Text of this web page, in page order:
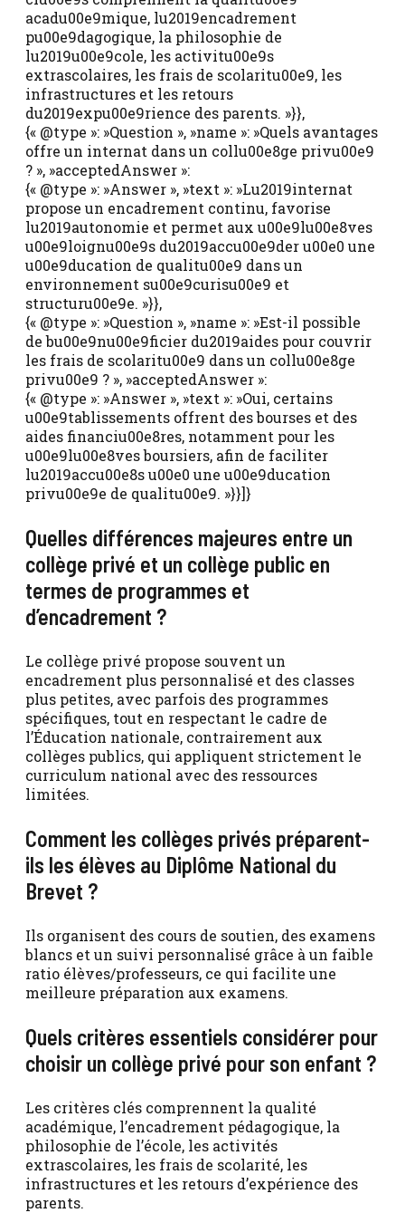
acadu00e9mique, lu2019encadrement
pu00e9dagogique, la philosophie de
lu2019u00e9cole, les activitu00e9s
extrascolaires, les frais de scolaritu00e9, les
infrastructures et les retours
du2019expu00e9rience des parents. »}},
{« @type »: »Question », »name »: »Quels avantages
offre un internat dans un collu00e8ge privu00e9
? », »acceptedAnswer »:
{« @type »: »Answer », »text »: »Lu2019internat
propose un encadrement continu, favorise
lu2019autonomie et permet aux u00e9lu00e8ves
u00e9loignu00e9s du2019accu00e9der u00e0 une
u00e9ducation de qualitu00e9 dans un
environnement su00e9curisu00e9 et
structuru00e9e. »}},
{« @type »: »Question », »name »: »Est-il possible
de bu00e9nu00e9ficier du2019aides pour couvrir
les frais de scolaritu00e9 dans un collu00e8ge
privu00e9 ? », »acceptedAnswer »:
{« @type »: »Answer », »text »: »Oui, certains
u00e9tablissements offrent des bourses et des
aides financiu00e8res, notamment pour les
u00e9lu00e8ves boursiers, afin de faciliter
lu2019accu00e8s u00e0 une u00e9ducation
privu00e9e de qualitu00e9. »}}]}
Quelles différences majeures entre un
collège privé et un collège public en
termes de programmes et
d’encadrement ?
Le collège privé propose souvent un
encadrement plus personnalisé et des classes
plus petites, avec parfois des programmes
spécifiques, tout en respectant le cadre de
l’Éducation nationale, contrairement aux
collèges publics, qui appliquent strictement le
curriculum national avec des ressources
limitées.
Comment les collèges privés préparent-
ils les élèves au Diplôme National du
Brevet ?
Ils organisent des cours de soutien, des examens
blancs et un suivi personnalisé grâce à un faible
ratio élèves/professeurs, ce qui facilite une
meilleure préparation aux examens.
Quels critères essentiels considérer pour
choisir un collège privé pour son enfant ?
Les critères clés comprennent la qualité
académique, l’encadrement pédagogique, la
philosophie de l’école, les activités
extrascolaires, les frais de scolarité, les
infrastructures et les retours d’expérience des
parents.